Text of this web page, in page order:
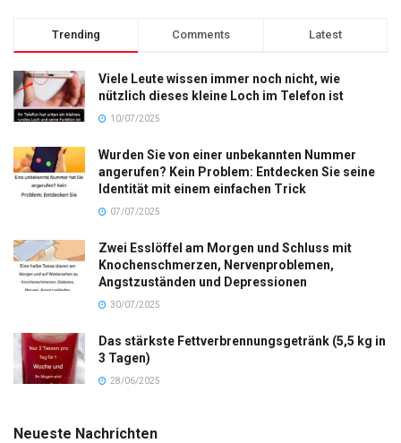
Trending Comments Latest
Viele Leute wissen immer noch nicht, wie
nützlich dieses kleine Loch im Telefon ist
10/07/2025
Wurden Sie von einer unbekannten Nummer
angerufen? Kein Problem: Entdecken Sie seine
Identität mit einem einfachen Trick
07/07/2025
Zwei Esslöffel am Morgen und Schluss mit
Knochenschmerzen, Nervenproblemen,
Angstzuständen und Depressionen
30/07/2025
Das stärkste Fettverbrennungsgetränk (5,5 kg in
3 Tagen)
28/06/2025
Neueste Nachrichten